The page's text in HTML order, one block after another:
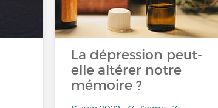
La dépression peut-
elle altérer notre
mémoire ?